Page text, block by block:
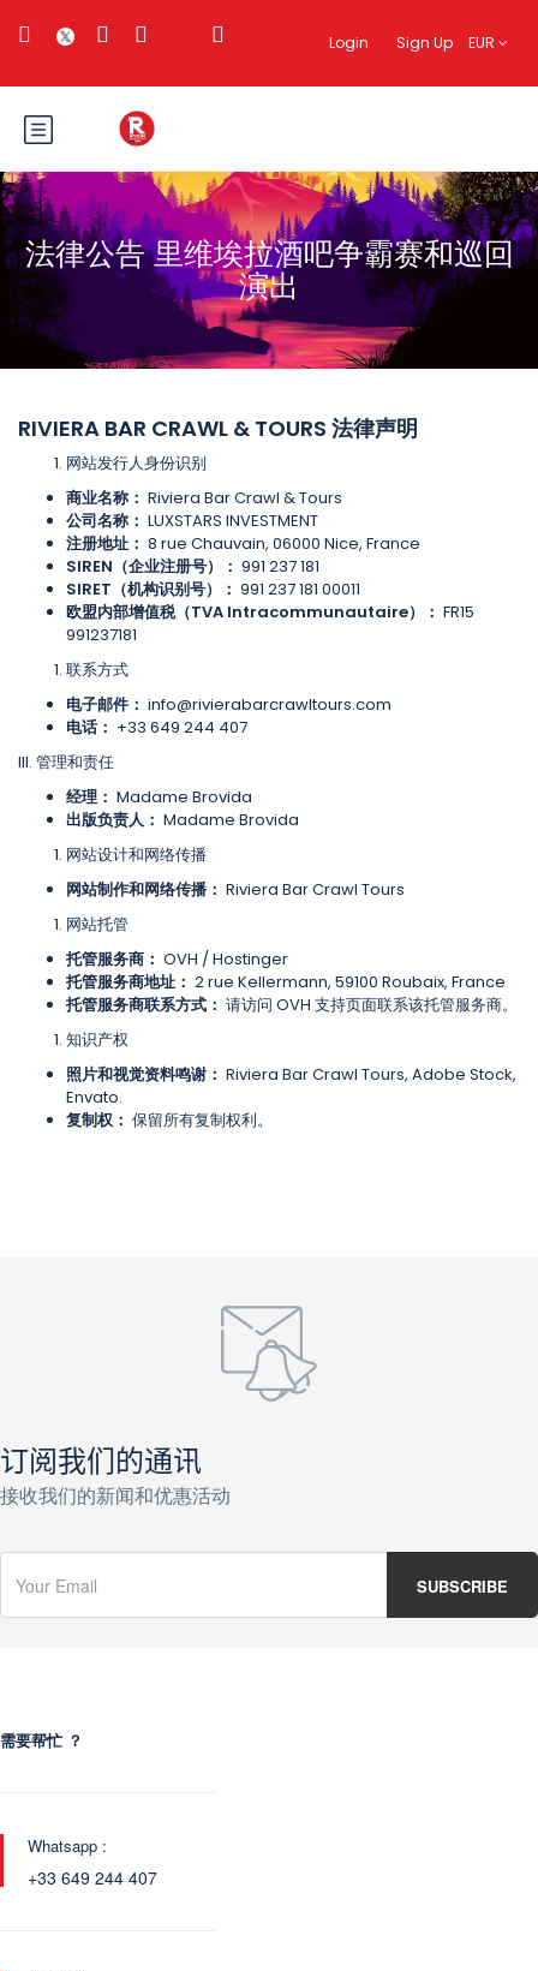
Login Sign Up EUR
法律公告 里维埃拉酒吧争霸赛和巡回
演出
RIVIERA BAR CRAWL & TOURS 法律声明
网站发行人身份识别
商业名称： Riviera Bar Crawl & Tours
公司名称： LUXSTARS INVESTMENT
注册地址： 8 rue Chauvain, 06000 Nice, France
SIREN（企业注册号）： 991 237 181
SIRET（机构识别号）： 991 237 181 00011
欧盟内部增值税（TVA Intracommunautaire）： FR15
991237181
联系方式
电子邮件： info@rivierabarcrawltours.com
电话： +33 649 244 407
III. 管理和责任
经理： Madame Brovida
出版负责人： Madame Brovida
网站设计和网络传播
网站制作和网络传播： Riviera Bar Crawl Tours
网站托管
托管服务商： OVH / Hostinger
托管服务商地址： 2 rue Kellermann, 59100 Roubaix, France
托管服务商联系方式： 请访问 OVH 支持页面联系该托管服务商。
知识产权
照片和视觉资料鸣谢： Riviera Bar Crawl Tours, Adobe Stock,
Envato.
复制权： 保留所有复制权利。
订阅我们的通讯
接收我们的新闻和优惠活动
需要帮忙 ？
Whatsapp :
+33 649 244 407